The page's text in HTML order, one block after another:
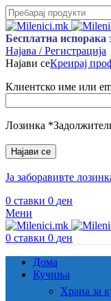
Бесплатна испорака
Најава / Регистрација
Најави сеКреирај
Клиентско име или
Лозинка *
Најави се
Ја заборавивте
0 ставки 0 ден
Мени
0 ставки 0 ден
Дома
Кучиња
Храна за